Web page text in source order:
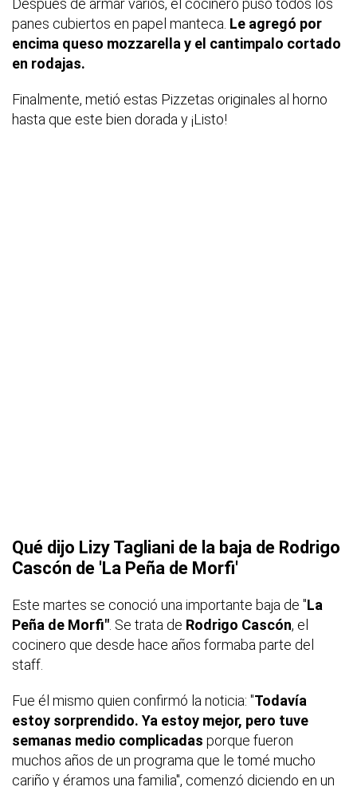
Después de armar varios, el cocinero puso todos los
panes cubiertos en papel manteca. Le agregó por
encima queso mozzarella y el cantimpalo cortado
en rodajas.
Finalmente, metió estas Pizzetas originales al horno
hasta que este bien dorada y ¡Listo!
Qué dijo Lizy Tagliani de la baja de Rodrigo
Cascón de 'La Peña de Morfi'
Este martes se conoció una importante baja de "La
Peña de Morfi" . Se trata de Rodrigo Cascón, el
cocinero que desde hace años formaba parte del
staff.
Fue él mismo quien confirmó la noticia: "Todavía
estoy sorprendido. Ya estoy mejor, pero tuve
semanas medio complicadas porque fueron
muchos años de un programa que le tomé mucho
cariño y éramos una familia", comenzó diciendo en un